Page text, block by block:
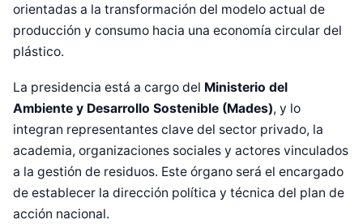
orientadas a la transformación del modelo actual de
producción y consumo hacia una economía circular del
plástico.
La presidencia está a cargo del Ministerio del
Ambiente y Desarrollo Sostenible (Mades), y lo
integran representantes clave del sector privado, la
academia, organizaciones sociales y actores vinculados
a la gestión de residuos. Este órgano será el encargado
de establecer la dirección política y técnica del plan de
acción nacional.